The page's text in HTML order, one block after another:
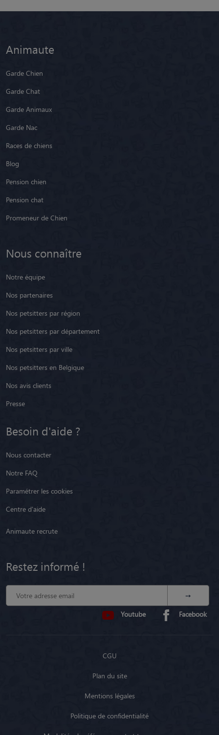
Animaute
Garde Chien
Garde Chat
Garde Animaux
Garde Nac
Races de chiens
Blog
Pension chien
Pension chat
Promeneur de Chien
Nous connaître
Notre équipe
Nos partenaires
Nos petsitters par région
Nos petsitters par département
Nos petsitters par ville
Nos petsitters en Belgique
Nos avis clients
Presse
Besoin d'aide ?
Nous contacter
Notre FAQ
Paramétrer les cookies
Centre d'aide
Animaute recrute
Restez informé !
Youtube Facebook
CGU
Plan du site
Mentions légales
Politique de confidentialité